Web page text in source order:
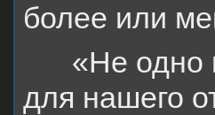
более или
«Не одно
для нашего